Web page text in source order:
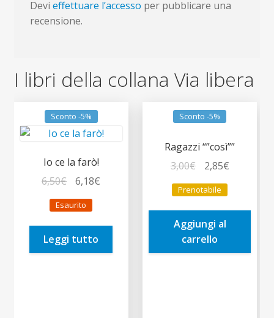
Devi effettuare l’accesso per pubblicare una
recensione.
I libri della collana Via libera
Sconto -5%
Io ce la farò!
6,50€
prezzo
originale
era:
6,50€.
6,18€
è:
Esaurito
Leggi tutto
Sconto -5%
Ragazzi “”così””
3,00€
prezzo
originale
era:
3,00€.
2,85€Il
è:
Prenotabile
Aggiungi al
carrello